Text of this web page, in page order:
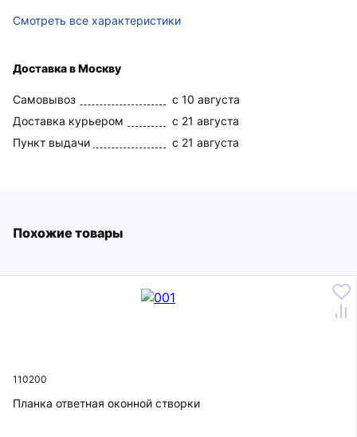
Смотреть все характеристики
Доставка в Москву
Самовывоз
c 10 августа
Доставка курьером
c 21 августа
Пункт выдачи
c 21 августа
Похожие товары
110200
Планка ответная оконной створки